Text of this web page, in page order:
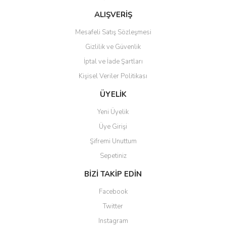
Bu ürüne benzer farklı alternatifler olmalı.
Gönder
ALIŞVERİŞ
Mesafeli Satış Sözleşmesi
Gizlilik ve Güvenlik
İptal ve İade Şartları
Kişisel Veriler Politikası
ÜYELİK
Yeni Üyelik
Üye Girişi
Şifremi Unuttum
Sepetiniz
BİZİ TAKİP EDİN
Facebook
Twitter
Instagram